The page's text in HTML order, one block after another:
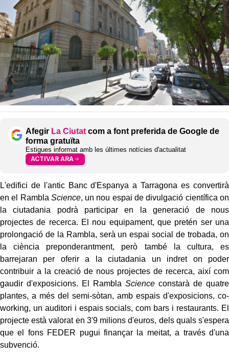
Afegir La Ciutat com a font preferida de Google de
forma gratuïta
Estigues informat amb les últimes notícies d'actualitat
ACTIVAR ARA
L'edifici de l'antic Banc d'Espanya a Tarragona es convertirà
enel Rambla Science, un nou espai de divulgació científica on
la ciutadania podrà participar en la generació de nous
projectes de recerca. El nou equipament, que pretén ser una
prolongació de la Rambla, serà un espai social de trobada, on
la ciència preponderantment, però també la cultura, es
barrejaran per oferir a la ciutadania un indret on poder
contribuir a la creació de nous projectes de recerca, així com
gaudir d'exposicions. El Rambla Scienceconstarà de quatre
plantes, a més del semi-sòtan, amb espais d'exposicions, co-
working, un auditori i espais socials, com bars i restaurants. El
projecte està valorat en 3'9milions d'euros, dels quals s'espera
que el fons FEDER pugui finançar la meitat, a través d'una
subvenció.